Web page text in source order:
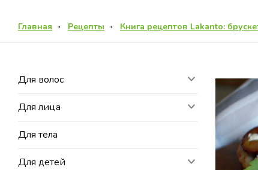
Главная Рецепты Книга рецептов Lakanto:
Для волос
Для лица
Для тела
Для детей